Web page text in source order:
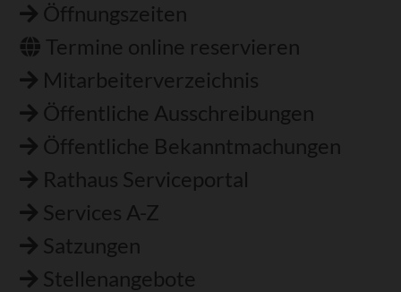
Öffnungszeiten
Termine online reservieren
Mitarbeiterverzeichnis
Öffentliche Ausschreibungen
Öffentliche Bekanntmachungen
Rathaus Serviceportal
Services A-Z
Satzungen
Stellenangebote